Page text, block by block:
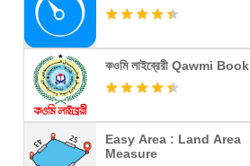
কওমি লাইব্রেরী Qawmi Book
Easy Area : Land Area
Measure